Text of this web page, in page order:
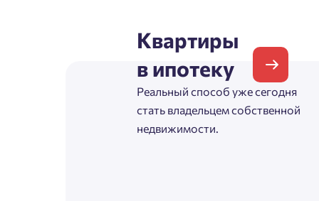
Квартиры
в ипотеку
Реальный способ уже сегодня
стать владельцем собственной
недвижимости.
Email